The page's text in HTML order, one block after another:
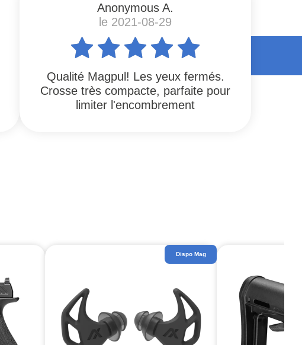
Anonymous A.
le 2021-08-29
Qualité Magpul! Les yeux fermés.
Crosse très compacte, parfaite pour
limiter l'encombrement
Dispo Mag